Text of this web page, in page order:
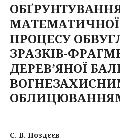
ПРОЦЕСУ
ЗРАЗКІВ-
ДЕРЕВ’ЯНОЇ
С. В. Поздєєв